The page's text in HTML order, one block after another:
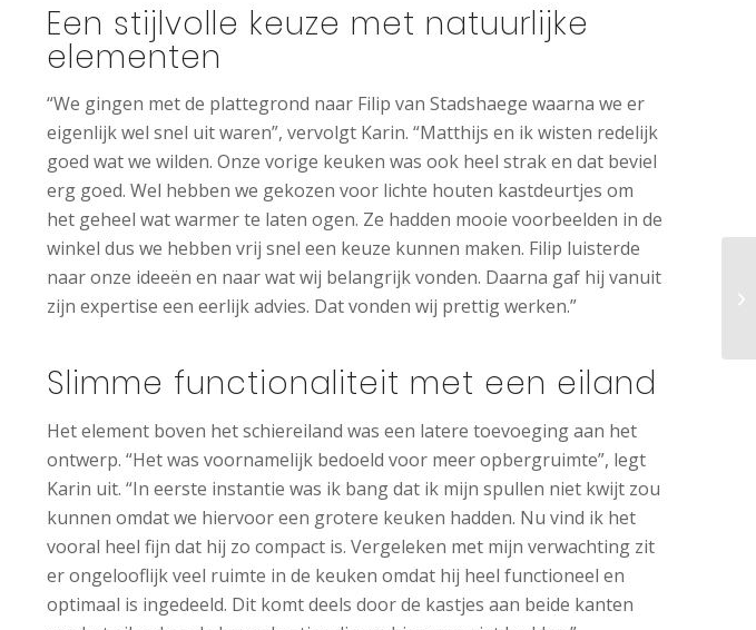
Een stijlvolle keuze met natuurlijke
elementen
“We gingen met de plattegrond naar Filip van Stadshaege waarna we er
eigenlijk wel snel uit waren”, vervolgt Karin. “Matthijs en ik wisten redelijk
goed wat we wilden. Onze vorige keuken was ook heel strak en dat beviel
erg goed. Wel hebben we gekozen voor lichte houten kastdeurtjes om
het geheel wat warmer te laten ogen. Ze hadden mooie voorbeelden in de
winkel dus we hebben vrij snel een keuze kunnen maken. Filip luisterde
naar onze ideeën en naar wat wij belangrijk vonden. Daarna gaf hij vanuit
zijn expertise een eerlijk advies. Dat vonden wij prettig werken.”
Slimme functionaliteit met een eiland
Het element boven het schiereiland was een latere toevoeging aan het
ontwerp. “Het was voornamelijk bedoeld voor meer opbergruimte”, legt
Karin uit. “In eerste instantie was ik bang dat ik mijn spullen niet kwijt zou
kunnen omdat we hiervoor een grotere keuken hadden. Nu vind ik het
vooral heel fijn dat hij zo compact is. Vergeleken met mijn verwachting zit
er ongelooflijk veel ruimte in de keuken omdat hij heel functioneel en
optimaal is ingedeeld. Dit komt deels door de kastjes aan beide kanten